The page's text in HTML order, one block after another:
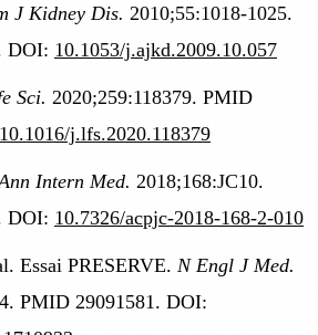
J Kidney Dis. 2010;55:1018-1025.
DOI: 10.1053/j.ajkd.2009.10.057
Sci. 2020;259:118379. PMID
10.1016/j.lfs.2020.118379
Intern Med. 2018;168:JC10.
DOI: 10.7326/acpjc-2018-168-2-010
Essai PRESERVE. N Engl J Med.
PMID 29091581. DOI: